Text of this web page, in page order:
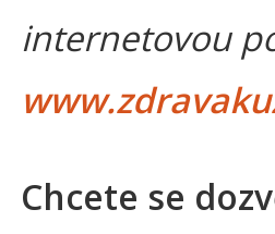
internetovou
Chcete se